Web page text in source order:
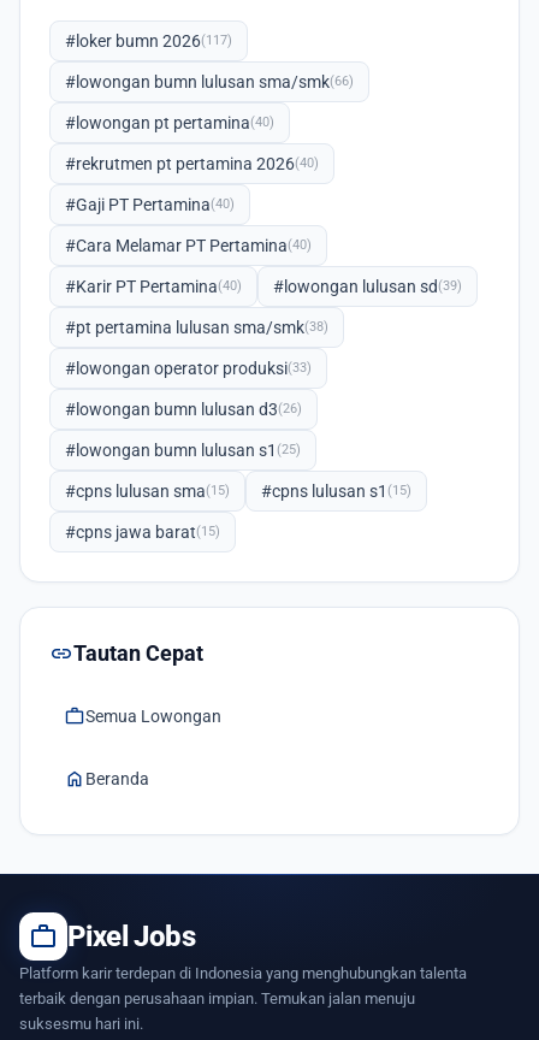
#loker bumn 2026(117)
#lowongan bumn lulusan sma/smk(66)
#lowongan pt pertamina(40)
#rekrutmen pt pertamina 2026(40)
#Gaji PT Pertamina(40)
#Cara Melamar PT Pertamina(40)
#Karir PT Pertamina(40) #lowongan lulusan sd(39)
#pt pertamina lulusan sma/smk(38)
#lowongan operator produksi(33)
#lowongan bumn lulusan d3(26)
#lowongan bumn lulusan s1 (25)
#cpns lulusan sma(15) #cpns lulusan s1 (15)
#cpns jawa barat(15)
linkTautan Cepat
workSemua Lowongan
home Beranda
work Pixel Jobs
Platform karir terdepan di Indonesia yang menghubungkan talenta
terbaik dengan perusahaan impian. Temukan jalan menuju
suksesmu hari ini.